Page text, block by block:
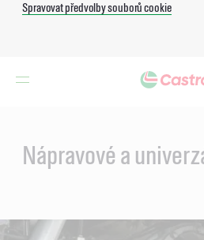
Spravovat předvolby souborů cookie
Nápravové a